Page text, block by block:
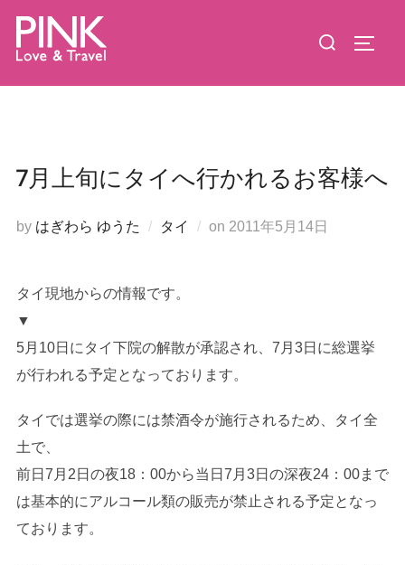
ン
検
対
7月上旬にタイへ行かれるお客様へ
by はぎわら ゆうた タイ on 投
2011年5月14日
タイ現地からの情報です。
▼
5月10日にタイ下院の解散が承認され、7月3日に総選挙
が行われる予定となっております。
タイでは選挙の際には禁酒令が施行されるため、タイ全
土で、
前日7月2日の夜18：00から当日7月3日の深夜24：00まで
は基本的にアルコール類の販売が禁止される予定となっ
ております。